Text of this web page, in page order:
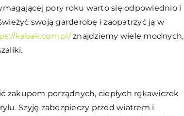
pory roku warto się odpowiednio i
swoją garderobę i zaopatrzyć ją w
kabak.com.pl/znajdziemy wiele modnych,
zakupem porządnych, ciepłych rękawiczek
Szyję zabezpieczy przed wiatrem i